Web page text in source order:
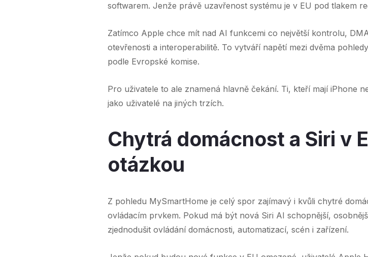
softwarem. Jenže právě uzavřenost systému je v EU pod tlakem
Zatímco Apple chce mít nad AI funkcemi co největší kontrolu,
otevřenosti a interoperabilitě. To vytváří napětí mezi dvěma
podle Evropské komise.
Pro uživatele to ale znamená hlavně čekání. Ti, kteří mají iPhone
jako uživatelé na jiných trzích.
Chytrá domácnost a Siri v
otázkou
Z pohledu MySmartHome je celý spor zajímavý i kvůli chytré
ovládacím prvkem. Pokud má být nová Siri AI schopnější,
zjednodušit ovládání domácnosti, automatizací, scén i zařízení.